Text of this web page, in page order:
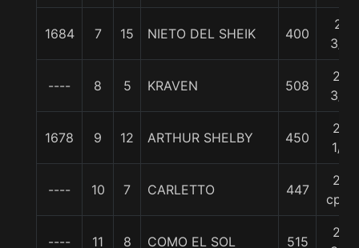
1684 7 15 NIETO DEL SHEIK 400
21
3/4
---- 8 5 KRAVEN 508
22
3/4
1678 9 12 ARTHUR SHELBY 450
23
1/4
---- 10 7 CARLETTO 447
25
cpos
---- 11 8 COMO EL SOL 515
25